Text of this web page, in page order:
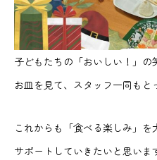
子どもたちの「おいしい！」
お皿を見て、スタッフ一同も
これからも「食べる楽しみ」
サポートしていきたいと思いま